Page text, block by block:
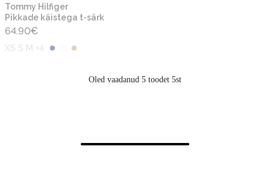
Tommy Hilfiger
Pikkade käistega t-särk
64.90€
XS S M +4
Oled vaadanud 5 toodet 5st